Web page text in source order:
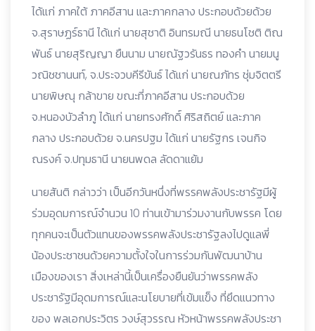
ได้แก่ ภาคใต้ ภาคอีสาน และภาคกลาง ประกอบด้วยด้วย
จ.สุราษฏร์ธานี ได้แก่ นายสุชาติ อินทรมณี นายธนโชติ ติณ
พันธ์ นายสุริญญา ยืนนาม นายณัฐวรันธร ทองคำ นายมนู
วณิชชานนท์, จ.ประจวบคีรีขันธ์ ได้แก่ นายณภัทร ชุ่มจิตตรี
นายพิษณุ กล้าขาย ขณะที่ภาคอีสาน ประกอบด้วย
จ.หนองบัวลำภู ได้แก่ นายทรงศักดิ์ ศิริสถิตย์ และภาค
กลาง ประกอบด้วย จ.นครปฐม ได้แก่ นายรัฐกร เจนกิจ
ณรงค์ จ.ปทุมธานี นายนพดล ลัดดาแย้ม
นายสันติ กล่าวว่า เป็นอีกวันหนึ่งที่พรรคพลังประชารัฐมีผู้
ร่วมอุดมการณ์จำนวน 10 ท่านเข้ามาร่วมงานกับพรรค โดย
ทุกคนจะเป็นตัวแทนของพรรคพลังประชารัฐลงไปดูแลพี่
น้องประชาชนด้วยความตั้งใจในการร่วมกันพัฒนาบ้าน
เมืองของเรา สิ่งเหล่านี้เป็นเครื่องยืนยันว่าพรรคพลัง
ประชารัฐมีอุดมการณ์และนโยบายที่เข้มแข็ง ที่ยึดแนวทาง
ของ พลเอกประวิตร วงษ์สุวรรณ หัวหน้าพรรคพลังประชา